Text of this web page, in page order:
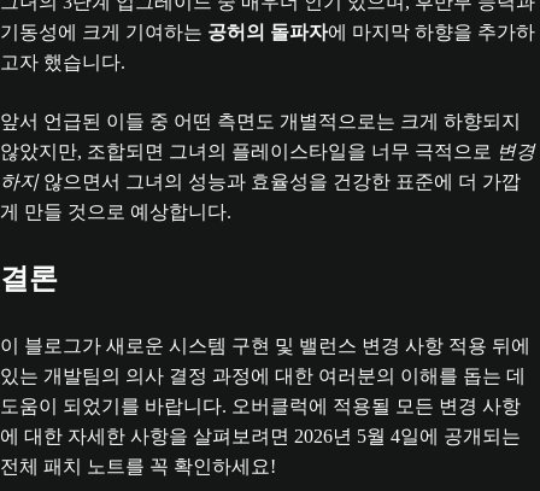
기동성에 크게 기여하는 공허의 돌파자에 마지막 하향을 추가하
고자 했습니다.
앞서 언급된 이들 중 어떤 측면도 개별적으로는 크게 하향되지
않았지만, 조합되면 그녀의 플레이스타일을 너무 극적으로 변경
하지않으면서 그녀의 성능과 효율성을 건강한 표준에 더 가깝
게 만들 것으로 예상합니다.
결론
이 블로그가 새로운 시스템 구현 및 밸런스 변경 사항 적용 뒤에
있는 개발팀의 의사 결정 과정에 대한 여러분의 이해를 돕는 데
도움이 되었기를 바랍니다. 오버클럭에 적용될 모든 변경 사항
에 대한 자세한 사항을 살펴보려면 2026년 5월 4일에 공개되는
전체 패치 노트를 꼭 확인하세요!